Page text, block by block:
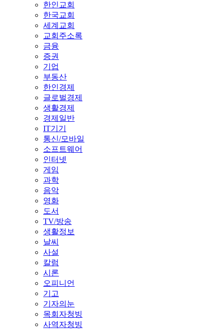
한인교회
한국교회
세계교회
교회주소록
금융
증권
기업
부동산
한인경제
글로벌경제
생활경제
경제일반
IT기기
통신/모바일
소프트웨어
인터넷
게임
과학
음악
영화
도서
TV/방송
생활정보
날씨
사설
칼럼
시론
오피니언
기고
기자의눈
목회자청빙
사역자청빙